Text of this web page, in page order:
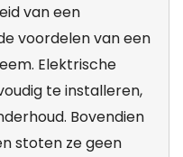
van een
voordelen van een
Elektrische
te installeren,
Bovendien
stoten ze geen